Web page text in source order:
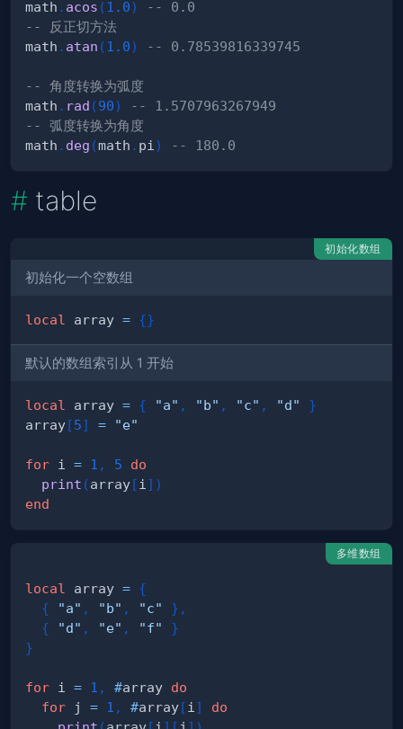
math . acos (1.0)
-- 0.0
-- 反正切方法
math . atan (1.0) -- 0.78539816339745
-- 角度转换为弧度
math . rad (90)
-- 1.5707963267949
-- 弧度转换为角度
math . deg (math . pi ) -- 180.0
table
初始化数组
初始化一个空数组
local array = {}
默认的数组索引从 1 开始
local array = { "a" , "b" , "c" , "d"
}
array[5] = "e"
for i = 1 , 5
do
print (array[ i ] )
end
多维数组
local array = {
{
"a" , "b" , "c" } ,
{
"d" , "e" , "f"
}
}
for i = 1 , #array do
for j = 1 , #array[ i ]
do